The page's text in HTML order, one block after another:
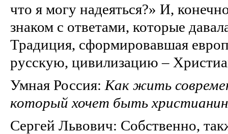
что я могу надеяться?» И,
знаком с ответами, которые
Традиция, сформировавшая
русскую, цивилизацию –
Умная Россия: Как жить
который хочет быть
Сергей Львович: Собственно,